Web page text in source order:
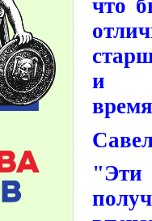
что
и